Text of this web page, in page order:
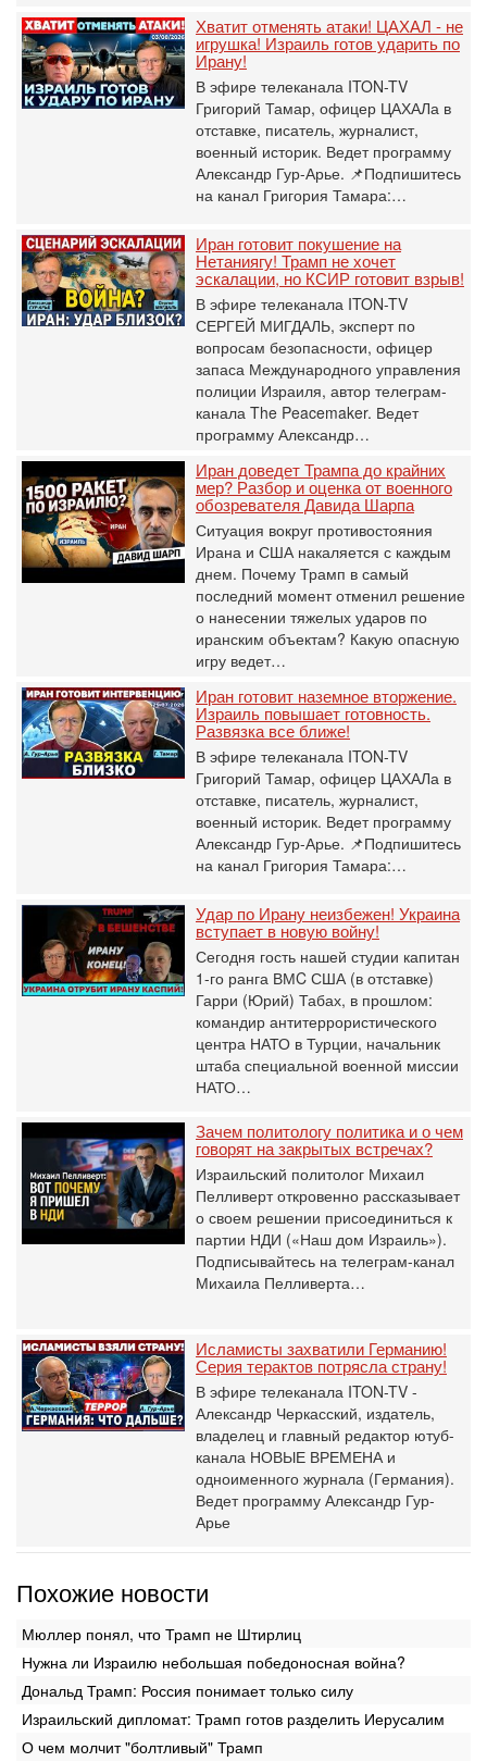
Хватит отменять атаки! ЦАХАЛ - не
игрушка! Израиль готов ударить по
Ирану!
В эфире телеканала ITON-TV
Григорий Тамар, офицер ЦАХАЛа в
отставке, писатель, журналист,
военный историк. Ведет программу
Александр Гур-Арье. 📌Подпишитесь
на канал Григория Тамара:…
Иран готовит покушение на
Нетаниягу! Трамп не хочет
эскалации, но КСИР готовит взрыв!
В эфире телеканала ITON-TV
СЕРГЕЙ МИГДАЛЬ, эксперт по
вопросам безопасности, офицер
запаса Международного управления
полиции Израиля, автор телеграм-
канала The Peacemaker. Ведет
программу Александр…
Иран доведет Трампа до крайних
мер? Разбор и оценка от военного
обозревателя Давида Шарпа
Ситуация вокруг противостояния
Ирана и США накаляется с каждым
днем. Почему Трамп в самый
последний момент отменил решение
о нанесении тяжелых ударов по
иранским объектам? Какую опасную
игру ведет…
Иран готовит наземное вторжение.
Израиль повышает готовность.
Развязка все ближе!
В эфире телеканала ITON-TV
Григорий Тамар, офицер ЦАХАЛа в
отставке, писатель, журналист,
военный историк. Ведет программу
Александр Гур-Арье. 📌Подпишитесь
на канал Григория Тамара:…
Удар по Ирану неизбежен! Украина
вступает в новую войну!
Сегодня гость нашей студии капитан
1-го ранга ВМC США (в отставке)
Гарри (Юрий) Табах, в прошлом:
командир антитеррористического
центра НАТО в Турции, начальник
штаба специальной военной миссии
НАТО…
Зачем политологу политика и о чем
говорят на закрытых встречах?
Израильский политолог Михаил
Пелливерт откровенно рассказывает
о своем решении присоединиться к
партии НДИ («Наш дом Израиль»).
Подписывайтесь на телеграм-канал
Михаила Пелливерта…
Исламисты захватили Германию!
Серия терактов потрясла страну!
В эфире телеканала ITON-TV -
Александр Черкасский, издатель,
владелец и главный редактор ютуб-
канала НОВЫЕ ВРЕМЕНА и
одноименного журнала (Германия).
Ведет программу Александр Гур-
Арье
Похожие новости
Мюллер понял, что Трамп не Штирлиц
Нужна ли Израилю небольшая победоносная война?
Дональд Трамп: Россия понимает только силу
Израильский дипломат: Трамп готов разделить Иерусалим
О чем молчит "болтливый" Трамп